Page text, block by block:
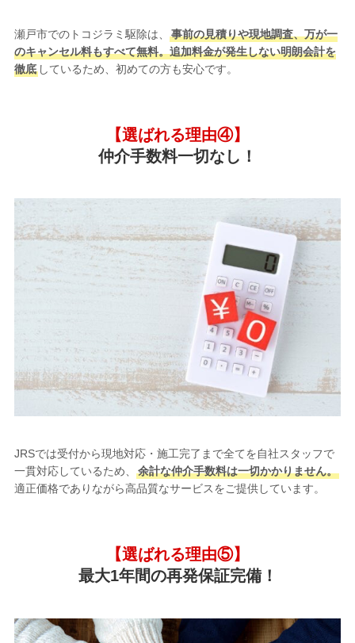
瀬戸市でのトコジラミ駆除は、
事前の見積りや現地調査、万が一
のキャンセル料もすべて無料。追加料金が発生しない明朗会計を
徹底しているため、初めての方も安心です。
【選ばれる理由④】
仲介手数料一切なし！
JRSでは受付から現地対応・施工完了まで全てを自社スタッフで
一貫対応しているため、
余計な仲介手数料は一切かかりません。
適正価格でありながら高品質なサービスをご提供しています。
【選ばれる理由⑤】
最大1年間の再発保証完備！